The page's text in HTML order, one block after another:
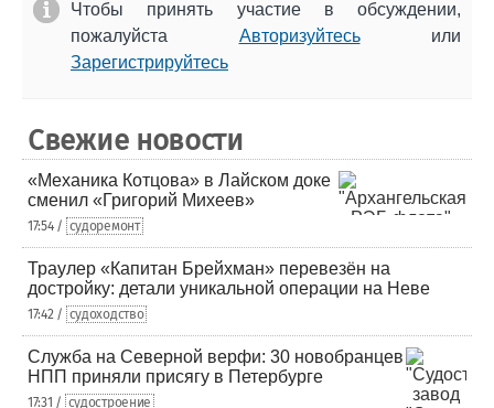
Чтобы принять участие в обсуждении,
пожалуйста Авторизуйтесьили
Зарегистрируйтесь
Свежие новости
«Механика Котцова» в Лайском доке
сменил «Григорий Михеев»
17:54 / судоремонт
Траулер «Капитан Брейхман» перевезён на
достройку: детали уникальной операции на Неве
17:42 / судоходство
Служба на Северной верфи: 30 новобранцев
НПП приняли присягу в Петербурге
17:31 / судостроение